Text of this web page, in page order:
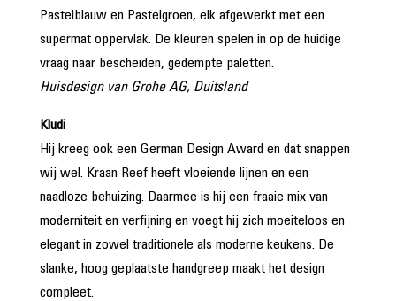
Pastelblauw en Pastelgroen, elk afgewerkt met een
supermat oppervlak. De kleuren spelen in op de huidige
vraag naar bescheiden, gedempte paletten.
Huisdesign van Grohe AG, Duitsland
Kludi
Hij kreeg ook een German Design Award en dat snappen
wij wel. Kraan Reef heeft vloeiende lijnen en een
naadloze behuizing. Daarmee is hij een fraaie mix van
moderniteit en verfijning en voegt hij zich moeiteloos en
elegant in zowel traditionele als moderne keukens. De
slanke, hoog geplaatste handgreep maakt het design
compleet.